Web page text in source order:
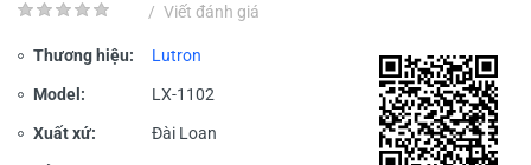
/ Viết đánh giá
Thương hiệu: Lutron
Model: LX-1102
Xuất xứ: Đài Loan